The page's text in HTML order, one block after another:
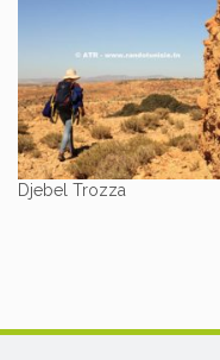
Djebel Trozza